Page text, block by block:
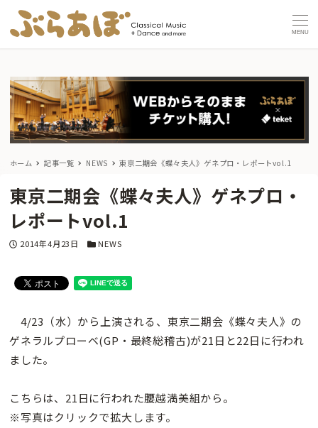
MENU
ホーム 記事一覧 NEWS 東京二期会《蝶々夫人》ゲネプロ・レポートvol.1
東京二期会《蝶々夫人》ゲネプロ・
レポートvol.1
投稿日
2014年4月23日 カテゴリー
NEWS
4/23（水）から上演される、東京二期会《蝶々夫人》の
ゲネラルプローベ(GP・最終総稽古)が21日と22日に行われ
ました。
こちらは、21日に行われた腰越満美組から。
※写真はクリックで拡大します。